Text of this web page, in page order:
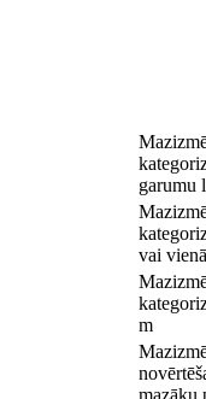
garumu
vai
m
mazāku